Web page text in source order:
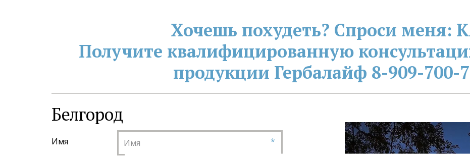
Хочешь похудеть? Спроси меня:
Получите квалифицированную
продукции Гербалайф 8-909-700-
Белгород
Имя *